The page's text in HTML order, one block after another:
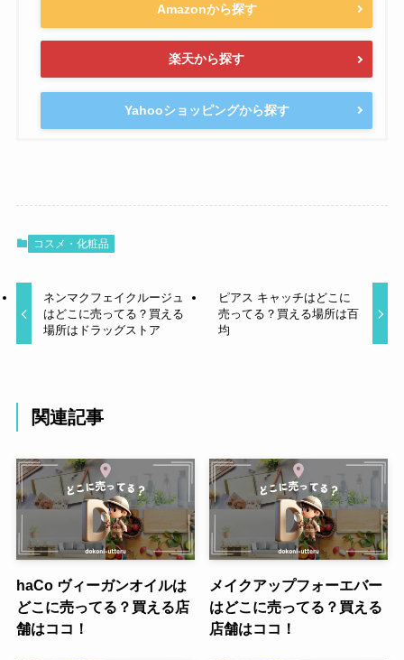
Amazonから探す
楽天から探す
Yahooショッピングから探す
コスメ・化粧品
ネンマクフェイクルージュ
はどこに売ってる？買える
場所はドラッグストア
ピアス キャッチはどこに
売ってる？買える場所は百
均
関連記事
haCo ヴィーガンオイルは
どこに売ってる？買える店
舗はココ！
メイクアップフォーエバー
はどこに売ってる？買える
店舗はココ！